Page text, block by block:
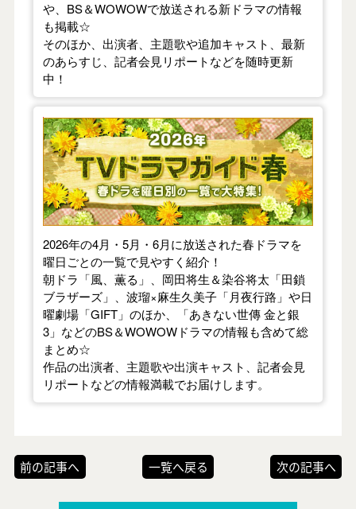
や、BS＆WOWOWで放送される新ドラマの情報
も掲載☆
そのほか、出演者、主題歌や追加キャスト、最新
のあらすじ、記者会見リポートなどを随時更新
中！
【2026年春】TVドラマガイド
2026年の4月・5月・6月に放送された春ドラマを
曜日ごとの一覧で見やすく紹介！
朝ドラ「風、薫る」、岡田将生＆染谷将太「田鎖
ブラザーズ」、波瑠×麻生久美子「月夜行路」や日
曜劇場「GIFT」のほか、「あきない世傳 金と銀
3」などのBS＆WOWOWドラマの情報も含めて総
まとめ☆
作品の出演者、主題歌や出演キャスト、記者会見
リポートなどの情報満載でお届けします。
前の記事へ 一覧へ戻る 次の記事へ